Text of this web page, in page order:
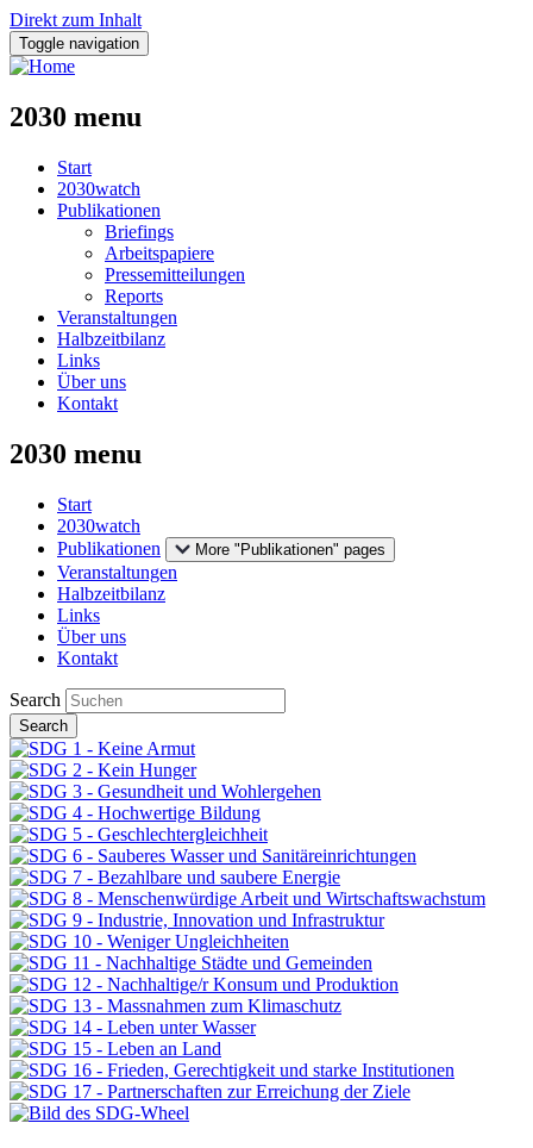
Direkt zum Inhalt
Toggle navigation
2030 menu
Start
2030watch
Publikationen
Briefings
Arbeitspapiere
Pressemitteilungen
Reports
Veranstaltungen
Halbzeitbilanz
Links
Über uns
Kontakt
2030 menu
Start
2030watch
Publikationen
More "Publikationen" pages
Veranstaltungen
Halbzeitbilanz
Links
Über uns
Kontakt
Search